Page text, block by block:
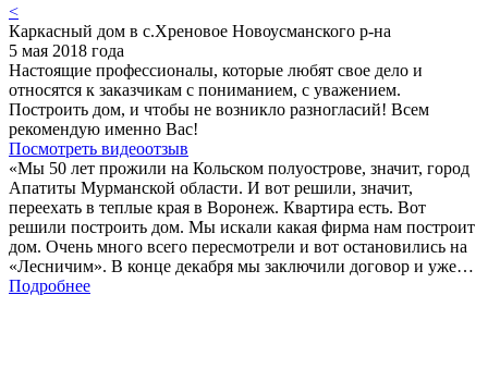
<
Каркасный дом в с.Хреновое Новоусманского р-на
5 мая 2018 года
Настоящие профессионалы, которые любят свое дело и
относятся к заказчикам с пониманием, с уважением.
Построить дом, и чтобы не возникло разногласий! Всем
рекомендую именно Вас!
Посмотреть видеоотзыв
«Мы 50 лет прожили на Кольском полуострове, значит, город
Апатиты Мурманской области. И вот решили, значит,
переехать в теплые края в Воронеж. Квартира есть. Вот
решили построить дом. Мы искали какая фирма нам построит
дом. Очень много всего пересмотрели и вот остановились на
«Лесничим». В конце декабря мы заключили договор и уже…
Подробнее